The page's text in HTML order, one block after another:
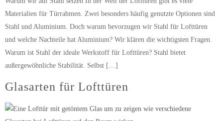
Materialien für Türrahmen. Zwei besonders häufig genutzte Optionen sind
Stahl und Aluminium. Doch warum bevorzugen wir Stahl für Lofttüren
und welche Nachteile hat Aluminium? Wir klären die wichtigsten Fragen.
Warum ist Stahl der ideale Werkstoff für Lofttüren? Stahl bietet
außergewöhnliche Stabilität. Selbst […]
Glasarten für Lofttüren